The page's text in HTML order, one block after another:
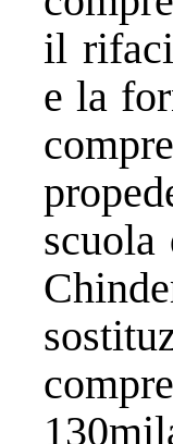
il
e la